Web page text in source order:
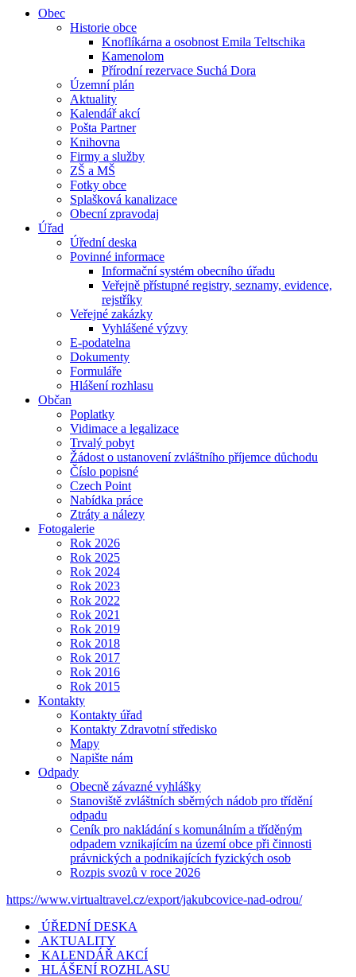
Obec
Historie obce
Knoflíkárna a osobnost Emila Teltschika
Kamenolom
Přírodní rezervace Suchá Dora
Územní plán
Aktuality
Kalendář akcí
Pošta Partner
Knihovna
Firmy a služby
ZŠ a MŠ
Fotky obce
Splašková kanalizace
Obecní zpravodaj
Úřad
Úřední deska
Povinné informace
Informační systém obecního úřadu
Veřejně přístupné registry, seznamy, evidence,
rejstříky
Veřejné zakázky
Vyhlášené výzvy
E-podatelna
Dokumenty
Formuláře
Hlášení rozhlasu
Občan
Poplatky
Vidimace a legalizace
Trvalý pobyt
Žádost o ustanovení zvláštního příjemce důchodu
Číslo popisné
Czech Point
Nabídka práce
Ztráty a nálezy
Fotogalerie
Rok 2026
Rok 2025
Rok 2024
Rok 2023
Rok 2022
Rok 2021
Rok 2019
Rok 2018
Rok 2017
Rok 2016
Rok 2015
Kontakty
Kontakty úřad
Kontakty Zdravotní středisko
Mapy
Napište nám
Odpady
Obecně závazné vyhlášky
Stanoviště zvláštních sběrných nádob pro třídění
odpadu
Ceník pro nakládání s komunálním a tříděným
odpadem vznikajícím na území obce při činnosti
právnických a podnikajících fyzických osob
Rozpis svozů v roce 2026
https://www.virtualtravel.cz/export/jakubcovice-nad-odrou/
ÚŘEDNÍ DESKA
AKTUALITY
KALENDÁŘ AKCÍ
HLÁŠENÍ ROZHLASU